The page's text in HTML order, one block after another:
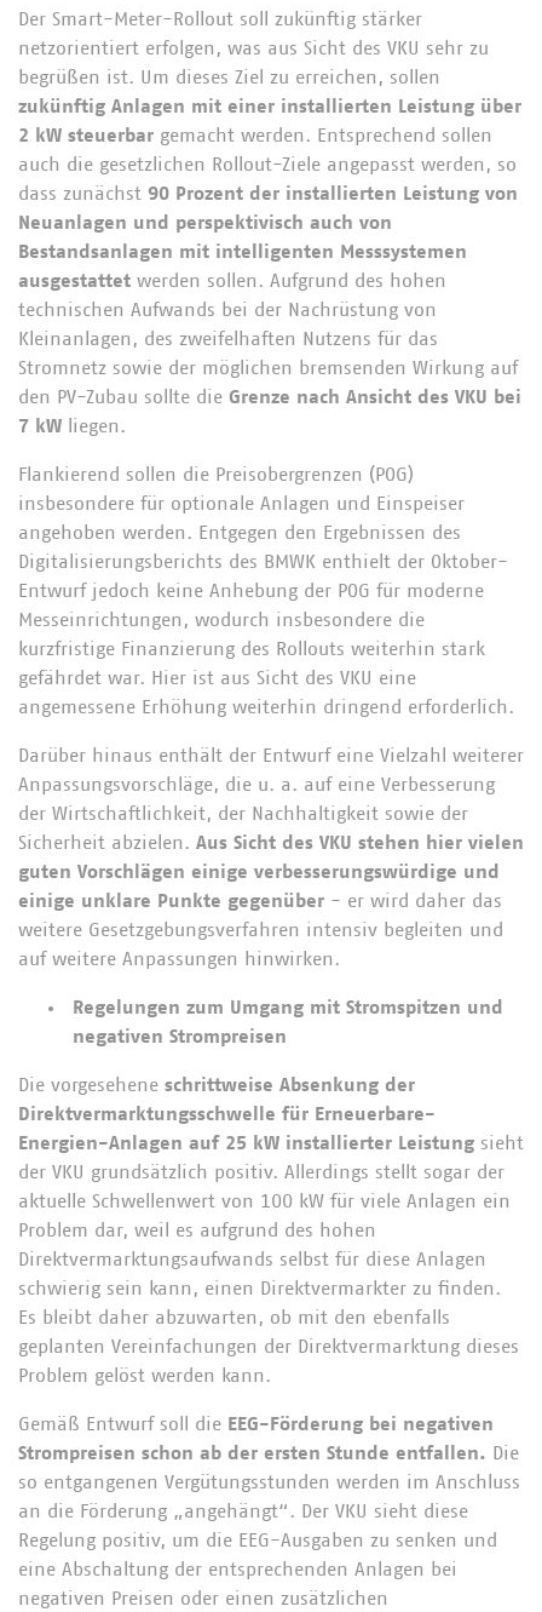
Der Smart-Meter-Rollout soll zukünftig stärker
netzorientiert erfolgen, was aus Sicht des VKU sehr zu
begrüßen ist. Um dieses Ziel zu erreichen, sollen
zukünftig Anlagen mit einer installierten Leistung über
2 kW steuerbar gemacht werden. Entsprechend sollen
auch die gesetzlichen Rollout-Ziele angepasst werden, so
dass zunächst 90 Prozent der installierten Leistung von
Neuanlagen und perspektivisch auch von
Bestandsanlagen mit intelligenten Messsystemen
ausgestattet werden sollen. Aufgrund des hohen
technischen Aufwands bei der Nachrüstung von
Kleinanlagen, des zweifelhaften Nutzens für das
Stromnetz sowie der möglichen bremsenden Wirkung auf
den PV-Zubau sollte die Grenze nach Ansicht des VKU bei
7 kW liegen.
Flankierend sollen die Preisobergrenzen (POG)
insbesondere für optionale Anlagen und Einspeiser
angehoben werden. Entgegen den Ergebnissen des
Digitalisierungsberichts des BMWK enthielt der Oktober-
Entwurf jedoch keine Anhebung der POG für moderne
Messeinrichtungen, wodurch insbesondere die
kurzfristige Finanzierung des Rollouts weiterhin stark
gefährdet war. Hier ist aus Sicht des VKU eine
angemessene Erhöhung weiterhin dringend erforderlich.
Darüber hinaus enthält der Entwurf eine Vielzahl weiterer
Anpassungsvorschläge, die u. a. auf eine Verbesserung
der Wirtschaftlichkeit, der Nachhaltigkeit sowie der
Sicherheit abzielen. Aus Sicht des VKU stehen hier vielen
guten Vorschlägen einige verbesserungswürdige und
einige unklare Punkte gegenüber - er wird daher das
weitere Gesetzgebungsverfahren intensiv begleiten und
auf weitere Anpassungen hinwirken.
Regelungen zum Umgang mit Stromspitzen und
negativen Strompreisen
Die vorgesehene schrittweise Absenkung der
Direktvermarktungsschwelle für Erneuerbare-
Energien-Anlagen auf 25 kW installierter Leistung sieht
der VKU grundsätzlich positiv. Allerdings stellt sogar der
aktuelle Schwellenwert von 100 kW für viele Anlagen ein
Problem dar, weil es aufgrund des hohen
Direktvermarktungsaufwands selbst für diese Anlagen
schwierig sein kann, einen Direktvermarkter zu finden.
Es bleibt daher abzuwarten, ob mit den ebenfalls
geplanten Vereinfachungen der Direktvermarktung dieses
Problem gelöst werden kann.
Gemäß Entwurf soll die EEG-Förderung bei negativen
Strompreisen schon ab der ersten Stunde entfallen. Die
so entgangenen Vergütungsstunden werden im Anschluss
an die Förderung „angehängt“. Der VKU sieht diese
Regelung positiv, um die EEG-Ausgaben zu senken und
eine Abschaltung der entsprechenden Anlagen bei
negativen Preisen oder einen zusätzlichen